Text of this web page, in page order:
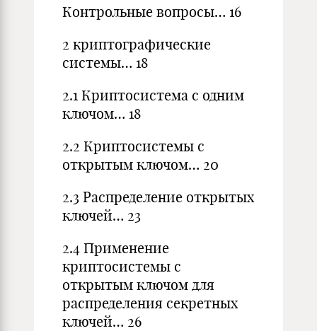
Контрольные вопросы… 16
2 криптографические
системы… 18
2.1 Криптосистема с одним
ключом… 18
2.2 Криптосистемы с
открытым ключом… 20
2.3 Распределение открытых
ключей… 23
2.4 Применение
криптосистемы с
открытым ключом для
распределения секретных
ключей… 26